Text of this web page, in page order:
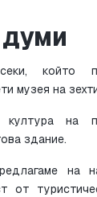
който
музея на
култура на
здание.
от